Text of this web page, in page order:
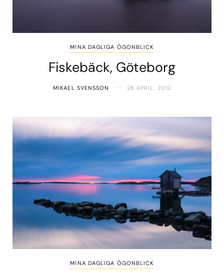
MINA DAGLIGA ÖGONBLICK
Fiskebäck, Göteborg
MIKAEL SVENSSON 26 APRIL, 2012
MINA DAGLIGA ÖGONBLICK